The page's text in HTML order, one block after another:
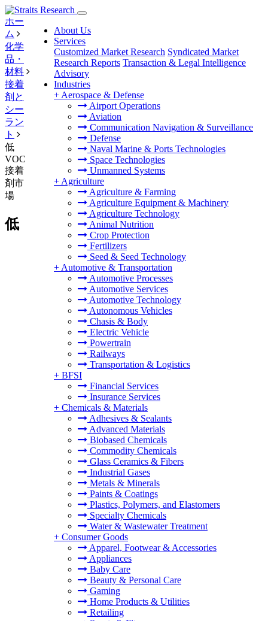
About Us
Services
Customized Market Research Syndicated Market
Research Reports Transaction & Legal Intelligence
Advisory
Industries
+ Aerospace & Defense
Airport Operations
Aviation
Communication Navigation & Surveillance
Defense
Naval Marine & Ports Technologies
Space Technologies
Unmanned Systems
+ Agriculture
Agriculture & Farming
Agriculture Equipment & Machinery
Agriculture Technology
Animal Nutrition
Crop Protection
Fertilizers
Seed & Seed Technology
+ Automotive & Transportation
Automotive Processes
Automotive Services
Automotive Technology
Autonomous Vehicles
Chasis & Body
Electric Vehicle
Powertrain
Railways
Transportation & Logistics
+ BFSI
Financial Services
Insurance Services
+ Chemicals & Materials
Adhesives & Sealants
Advanced Materials
Biobased Chemicals
Commodity Chemicals
Glass Ceramics & Fibers
Industrial Gases
Metals & Minerals
Paints & Coatings
Plastics, Polymers, and Elastomers
Specialty Chemicals
Water & Wastewater Treatment
+ Consumer Goods
Apparel, Footwear & Accessories
Appliances
Baby Care
Beauty & Personal Care
Gaming
Home Products & Utilities
Retailing
ホー
ム
化学
品・
材料
接着
剤と
シー
ラン
ト
低
VOC
接着
剤市
場
低